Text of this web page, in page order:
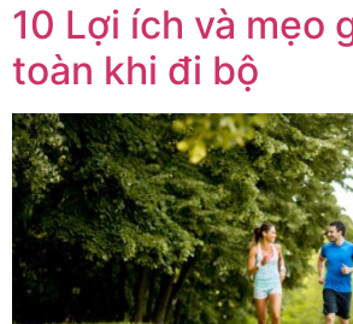
10 Lợi ích và mẹo
toàn khi đi bộ